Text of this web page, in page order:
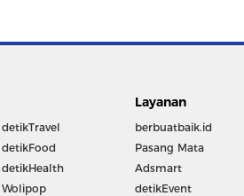
detikTravel
detikFood
detikHealth
Wolipop
Layanan
berbuatbaik.id
Pasang Mata
Adsmart
detikEvent